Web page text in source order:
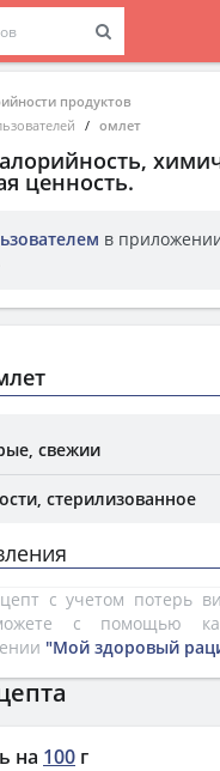
продуктов
омлет
ценность.
в
свежии
стерилизованное
с учетом потерь
с помощью
"Мой здоровый
на 100 г